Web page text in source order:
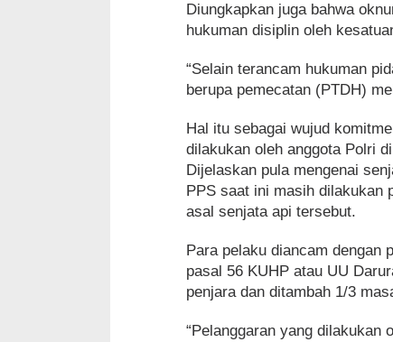
Diungkapkan juga bahwa
hukuman disiplin oleh
“Selain terancam hukuman
berupa pemecatan (PTDH)
Hal itu sebagai wujud
dilakukan oleh anggota Polri
Dijelaskan pula mengenai
PPS saat ini masih dilakukan
asal senjata api tersebut.
Para pelaku diancam dengan
pasal 56 KUHP atau UU
penjara dan ditambah 1/3
“Pelanggaran yang dilakukan